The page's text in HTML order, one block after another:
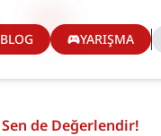
BLOG YARIŞMA
Sen de Değerlendir!